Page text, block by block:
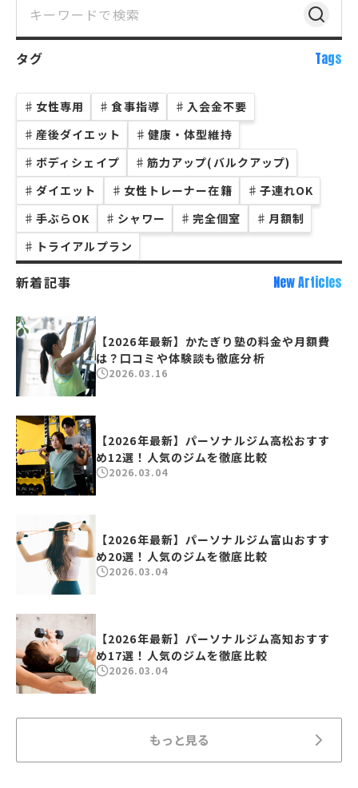
タグ Tags
♯ 女性専用 ♯ 食事指導 ♯ 入会金不要
♯ 産後ダイエット ♯ 健康・体型維持
♯ ボディシェイプ ♯ 筋力アップ(バルクアップ)
♯ ダイエット ♯ 女性トレーナー在籍 ♯ 子連れOK
♯ 手ぶらOK ♯ シャワー ♯ 完全個室 ♯ 月額制
♯ トライアルプラン
新着記事 New Articles
【2026年最新】かたぎり塾の料金や月額費
は？口コミや体験談も徹底分析
2026.03.16
【2026年最新】パーソナルジム高松おすす
め12選！人気のジムを徹底比較
2026.03.04
【2026年最新】パーソナルジム富山おすす
め20選！人気のジムを徹底比較
2026.03.04
【2026年最新】パーソナルジム高知おすす
め17選！人気のジムを徹底比較
2026.03.04
もっと見る